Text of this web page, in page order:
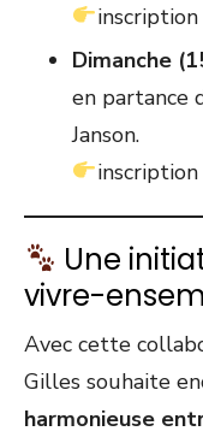
inscription
Dimanche
en partance
Janson.
inscription
Une
vivre-
Avec cette
Gilles souhaite
harmonieuse